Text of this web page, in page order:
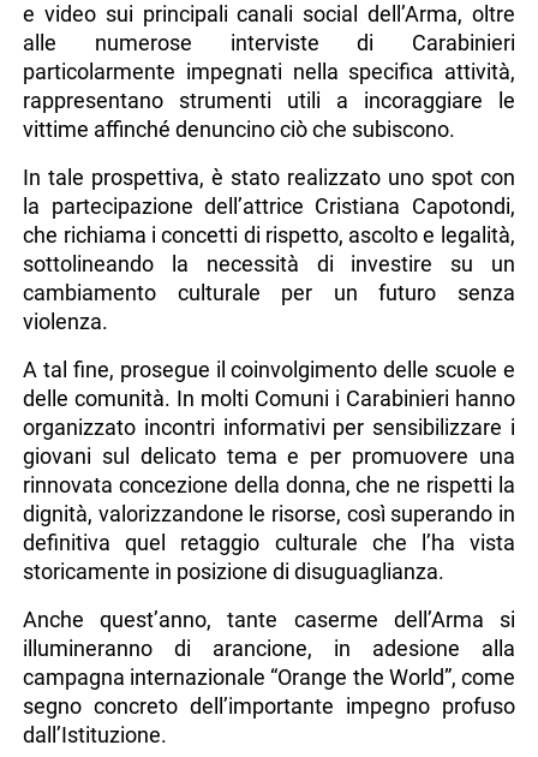
e video sui principali canali social dell’Arma, oltre
alle numerose interviste di Carabinieri
particolarmente impegnati nella specifica attività,
rappresentano strumenti utili a incoraggiare le
vittime affinché denuncino ciò che subiscono.
In tale prospettiva, è stato realizzato uno spot con
la partecipazione dell’attrice Cristiana Capotondi,
che richiama i concetti di rispetto, ascolto e legalità,
sottolineando la necessità di investire su un
cambiamento culturale per un futuro senza
violenza.
A tal fine, prosegue il coinvolgimento delle scuole e
delle comunità. In molti Comuni i Carabinieri hanno
organizzato incontri informativi per sensibilizzare i
giovani sul delicato tema e per promuovere una
rinnovata concezione della donna, che ne rispetti la
dignità, valorizzandone le risorse, così superando in
definitiva quel retaggio culturale che l’ha vista
storicamente in posizione di disuguaglianza.
Anche quest’anno, tante caserme dell’Arma si
illumineranno di arancione, in adesione alla
campagna internazionale “Orange the World”, come
segno concreto dell’importante impegno profuso
dall’Istituzione.